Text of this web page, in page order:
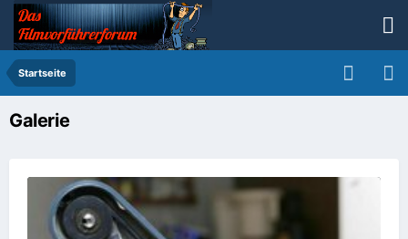
Startseite
Galerie